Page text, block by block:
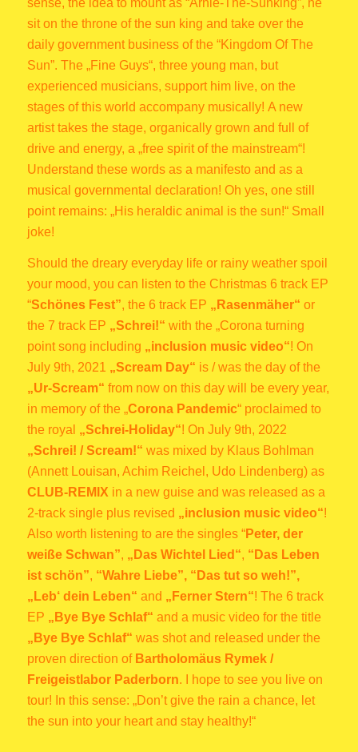
sit on the throne of the sun king and take over the
daily government business of the “Kingdom Of The
Sun”. The „Fine Guys“, three young man, but
experienced musicians, support him live, on the
stages of this world accompany musically! A new
artist takes the stage, organically grown and full of
drive and energy, a „free spirit of the mainstream“!
Understand these words as a manifesto and as a
musical governmental declaration! Oh yes, one still
point remains: „His heraldic animal is the sun!“ Small
joke!
Should the dreary everyday life or rainy weather spoil
your mood, you can listen to the Christmas 6 track EP
“Schönes Fest”, the 6 track EP „Rasenmäher“ or
the 7 track EP „Schrei!“ with the „Corona turning
point song including „inclusion music video“! On
July 9th, 2021 „Scream Day“ is / was the day of the
„Ur-Scream“ from now on this day will be every year,
in memory of the „Corona Pandemic“ proclaimed to
the royal „Schrei-Holiday“! On July 9th, 2022
„Schrei! / Scream!“ was mixed by Klaus Bohlman
(Annett Louisan, Achim Reichel, Udo Lindenberg) as
CLUB-REMIX in a new guise and was released as a
2-track single plus revised „inclusion music video“!
Also worth listening to are the singles “Peter, der
weiße Schwan”, „Das Wichtel Lied“, “Das Leben
ist schön”, “Wahre Liebe”, “Das tut so weh!”,
„Leb‘ dein Leben“ and „Ferner Stern“! The 6 track
EP „Bye Bye Schlaf“ and a music video for the title
„Bye Bye Schlaf“ was shot and released under the
proven direction of Bartholomäus Rymek /
Freigeistlabor Paderborn.
I hope to see you live on
tour! In this sense: „Don’t give the rain a chance, let
the sun into your heart and stay healthy!“